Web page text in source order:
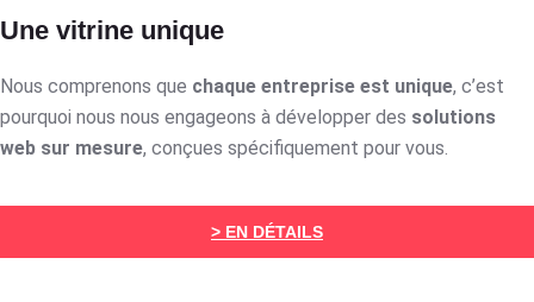
Une vitrine unique
Nous comprenons que chaque entreprise est unique, c’est
pourquoi nous nous engageons à développer des solutions
web sur mesure, conçues spécifiquement pour vous.
> EN DÉTAILS